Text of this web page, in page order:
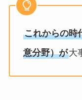
これからの
意分野）が大